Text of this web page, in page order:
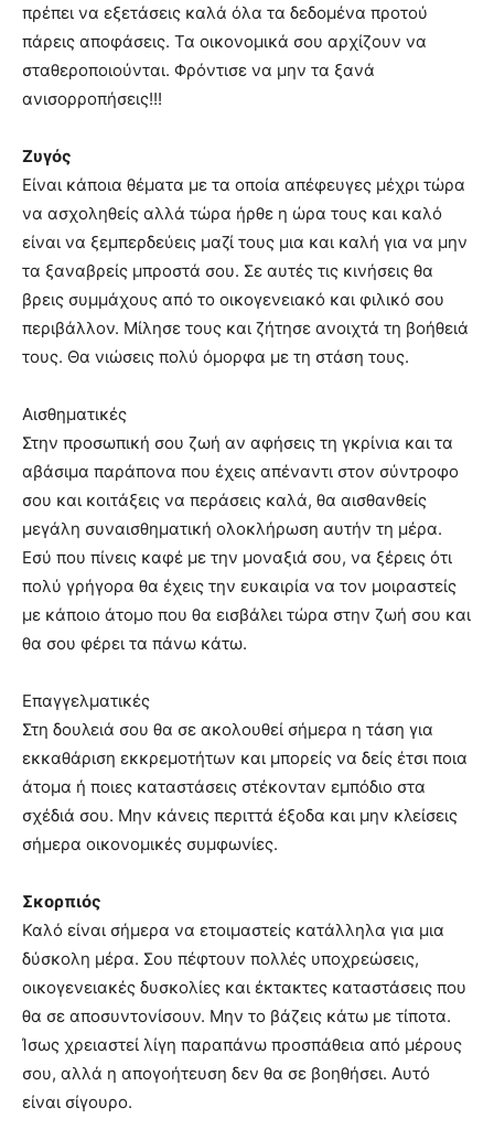
πρέπει να εξετάσεις καλά όλα τα δεδομένα προτού
πάρεις αποφάσεις. Τα οικονομικά σου αρχίζουν να
σταθεροποιούνται. Φρόντισε να μην τα ξανά
ανισορροπήσεις!!!
Ζυγός
Είναι κάποια θέματα με τα οποία απέφευγες μέχρι τώρα
να ασχοληθείς αλλά τώρα ήρθε η ώρα τους και καλό
είναι να ξεμπερδεύεις μαζί τους μια και καλή για να μην
τα ξαναβρείς μπροστά σου. Σε αυτές τις κινήσεις θα
βρεις συμμάχους από το οικογενειακό και φιλικό σου
περιβάλλον. Μίλησε τους και ζήτησε ανοιχτά τη βοήθειά
τους. Θα νιώσεις πολύ όμορφα με τη στάση τους.
Αισθηματικές
Στην προσωπική σου ζωή αν αφήσεις τη γκρίνια και τα
αβάσιμα παράπονα που έχεις απέναντι στον σύντροφο
σου και κοιτάξεις να περάσεις καλά, θα αισθανθείς
μεγάλη συναισθηματική ολοκλήρωση αυτήν τη μέρα.
Εσύ που πίνεις καφέ με την μοναξιά σου, να ξέρεις ότι
πολύ γρήγορα θα έχεις την ευκαιρία να τον μοιραστείς
με κάποιο άτομο που θα εισβάλει τώρα στην ζωή σου και
θα σου φέρει τα πάνω κάτω.
Επαγγελματικές
Στη δουλειά σου θα σε ακολουθεί σήμερα η τάση για
εκκαθάριση εκκρεμοτήτων και μπορείς να δείς έτσι ποια
άτομα ή ποιες καταστάσεις στέκονταν εμπόδιο στα
σχέδιά σου. Μην κάνεις περιττά έξοδα και μην κλείσεις
σήμερα οικονομικές συμφωνίες.
Σκορπιός
Καλό είναι σήμερα να ετοιμαστείς κατάλληλα για μια
δύσκολη μέρα. Σου πέφτουν πολλές υποχρεώσεις,
οικογενειακές δυσκολίες και έκτακτες καταστάσεις που
θα σε αποσυντονίσουν. Μην το βάζεις κάτω με τίποτα.
Ίσως χρειαστεί λίγη παραπάνω προσπάθεια από μέρους
σου, αλλά η απογοήτευση δεν θα σε βοηθήσει. Αυτό
είναι σίγουρο.